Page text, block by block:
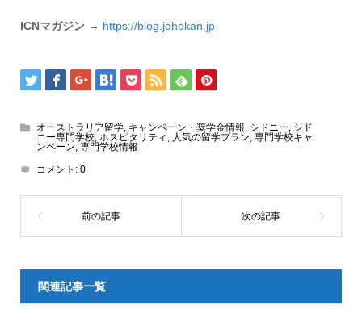
ICNマガジン → https://blog.johokan.jp
オーストラリア留学, キャンペーン・奨学金情報 シドニー シド
ニー専門学校, ホスピタリティ 人気の留学プラン 専門学校キャ
ンペーン 専門学校情報
コメント: 0
関連記事一覧